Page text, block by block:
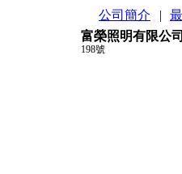
公司簡介 |
富榮照明有限公司
198號